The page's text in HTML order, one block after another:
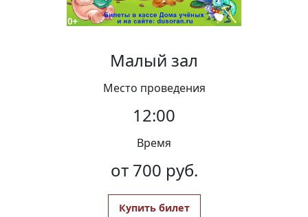
Малый зал
Место проведения
12:00
Время
от 700 руб.
Купить билет